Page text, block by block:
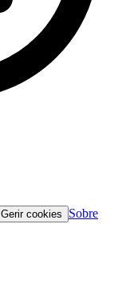
Gerir cookies Sobre